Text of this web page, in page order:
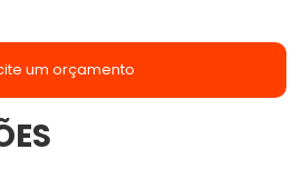
um orçamento